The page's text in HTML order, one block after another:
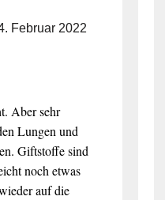
Februar 2022
Aber sehr
Lungen und
Giftstoffe sind
noch etwas
auf die